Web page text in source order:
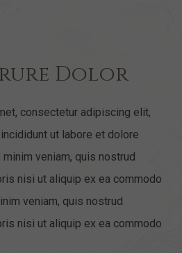
Dolor
consectetur adipiscing elit,
ut labore et dolore
minim veniam, quis nostrud
nisi ut aliquip ex ea commodo
veniam, quis nostrud
nisi ut aliquip ex ea commodo